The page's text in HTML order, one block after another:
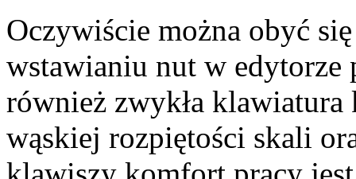
Oczywiście można obyć
wstawianiu nut w edytorze
również zwykła
wąskiej rozpiętości skali